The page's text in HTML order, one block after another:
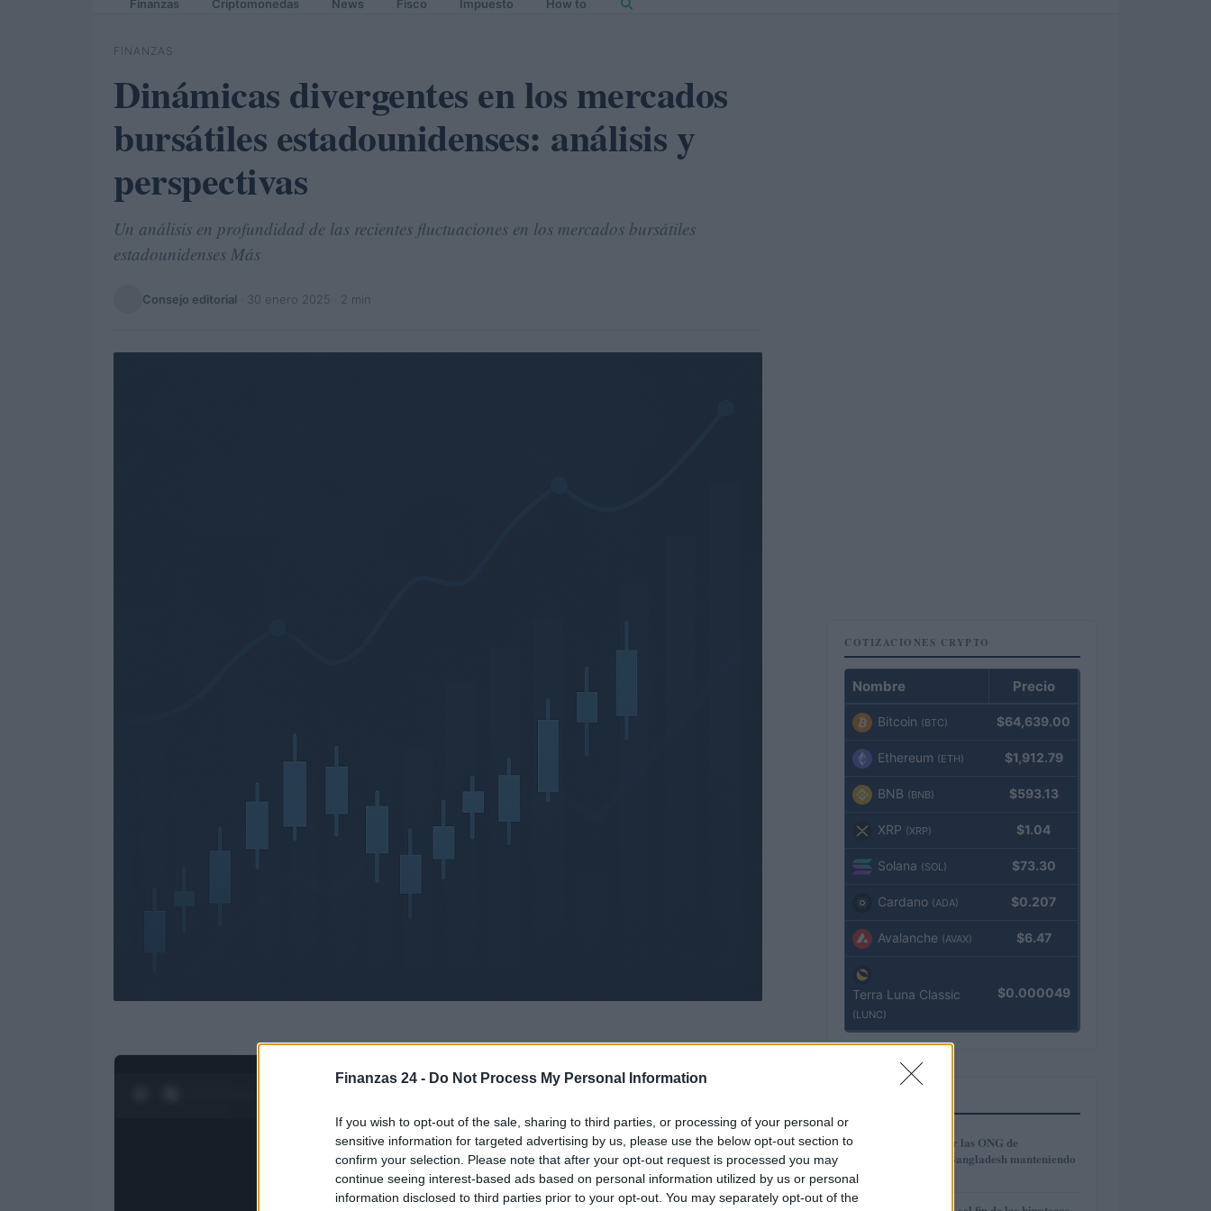
Finanzas 24 - Do Not Process My Personal Information
If you wish to opt-out of the sale, sharing to third parties, or processing of your personal or
sensitive information for targeted advertising by us, please use the below opt-out section to
confirm your selection. Please note that after your opt-out request is processed you may
continue seeing interest-based ads based on personal information utilized by us or personal
information disclosed to third parties prior to your opt-out. You may separately opt-out of the
Finanzas Criptomonedas News Fisco Impuesto How to
FINANZAS
Dinámicas divergentes en los mercados
bursátiles estadounidenses: análisis y
perspectivas
Un análisis en profundidad de las recientes fluctuaciones en los mercados bursátiles
estadounidenses Más
Consejo editorial 30 enero 2025 · 2 min
COTIZACIONES CRYPTO
Nombre Precio
Bitcoin (BTC) $64,639.00
Ethereum (ETH) $1,912.79
BNB (BNB) $593.13
XRP (XRP) $1.04
Solana (SOL) $73.30
Cardano (ADA) $0.207
Avalanche (AVAX) $6.47
Terra Luna Classic
(LUNC)
$0.000049
1
Cómo modernizar las ONG de
microcrédito en Bangladesh manteniendo